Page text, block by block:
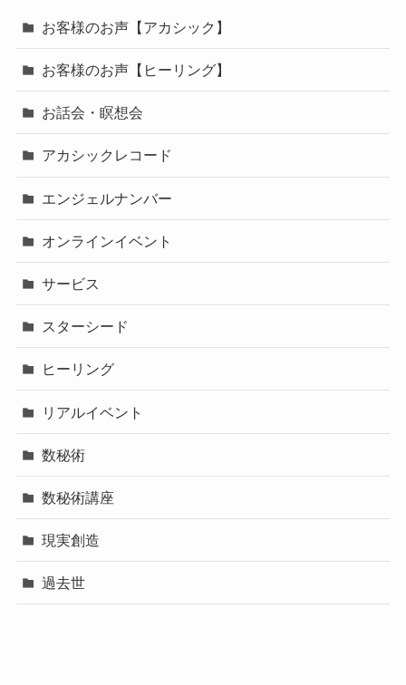
お客様のお声【アカシック】
お客様のお声【ヒーリング】
お話会・瞑想会
アカシックレコード
エンジェルナンバー
オンラインイベント
サービス
スターシード
ヒーリング
リアルイベント
数秘術
数秘術講座
現実創造
過去世